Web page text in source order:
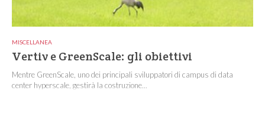
MISCELLANEA
Vertiv e GreenScale: gli obiettivi
Mentre GreenScale, uno dei principali sviluppatori di campus di data
center hyperscale, gestirà la costruzione...